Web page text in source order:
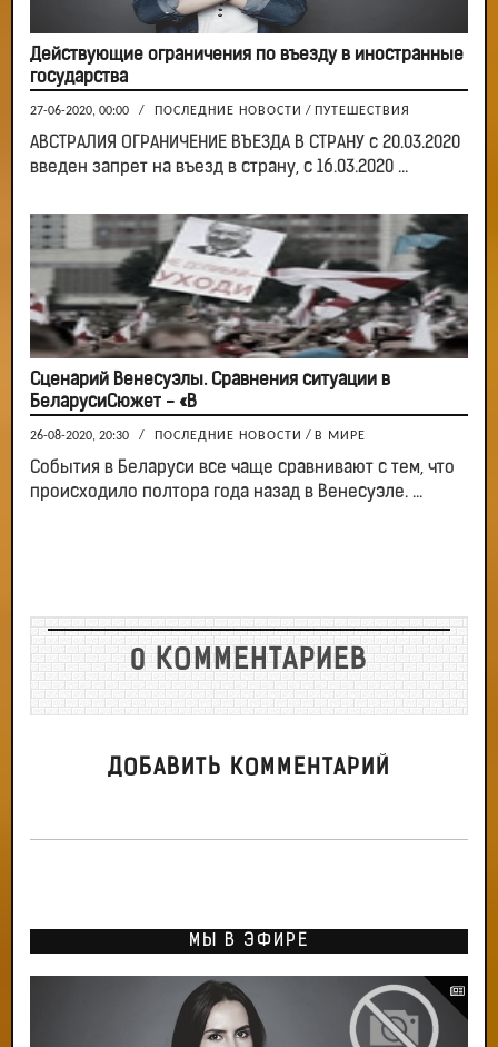
Действующие ограничения по въезду в иностранные
государства
27-06-2020, 00:00 / ПОСЛЕДНИЕ НОВОСТИ / ПУТЕШЕСТВИЯ
АВСТРАЛИЯ ОГРАНИЧЕНИЕ ВЪЕЗДА В СТРАНУ с 20.03.2020
введен запрет на въезд в страну, с 16.03.2020 ...
Сценарий Венесуэлы. Сравнения ситуации в
БеларусиСюжет - «В
26-08-2020, 20:30 / ПОСЛЕДНИЕ НОВОСТИ / В МИРЕ
События в Беларуси все чаще сравнивают с тем, что
происходило полтора года назад в Венесуэле. ...
0 КОММЕНТАРИЕВ
ДОБАВИТЬ КОММЕНТАРИЙ
МЫ В ЭФИРЕ